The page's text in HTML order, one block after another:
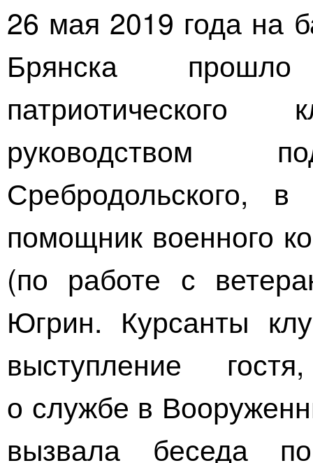
26 мая 2019 года на
Брянска
патриотического
руководством
Сребродольского,
помощник военного
(по работе с
Югрин. Курсанты
выступление
о службе в
вызвала беседа